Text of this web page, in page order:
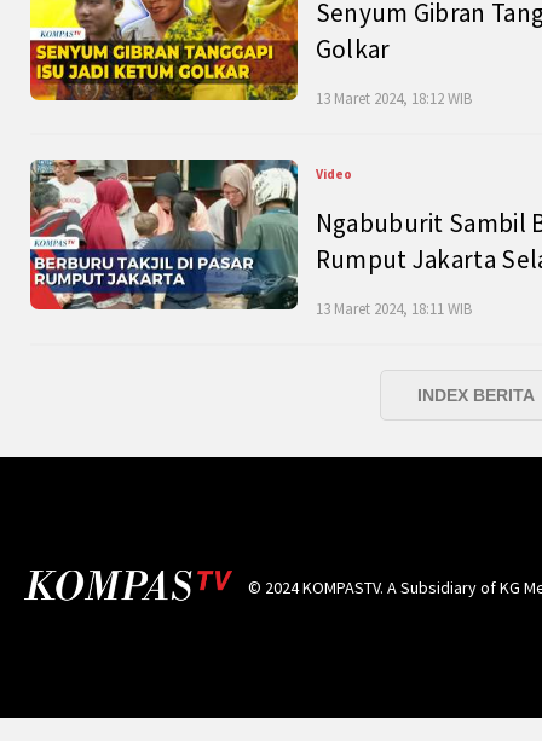
Senyum Gibran
Golkar
13 Maret 2024, 18:12 WIB
Video
Ngabuburit Sambil
Rumput Jakarta
13 Maret 2024, 18:11 WIB
INDEX BERITA
© 2024 KOMPASTV. A Subsidiary ofKG